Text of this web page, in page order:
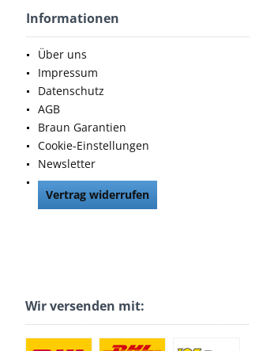
Informationen
Über uns
Impressum
Datenschutz
AGB
Braun Garantien
Cookie-Einstellungen
Newsletter
Vertrag widerrufen
Wir versenden mit: